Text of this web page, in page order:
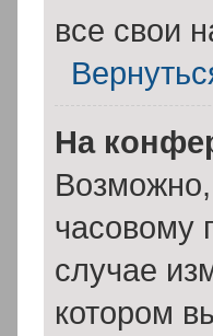
все свои
На
часовому
случае
котором